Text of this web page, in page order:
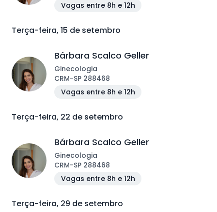
Vagas entre 8h e 12h
Terça-feira, 15 de setembro
Bárbara Scalco Geller
Ginecologia
CRM-SP 288468
Vagas entre 8h e 12h
Terça-feira, 22 de setembro
Bárbara Scalco Geller
Ginecologia
CRM-SP 288468
Vagas entre 8h e 12h
Terça-feira, 29 de setembro